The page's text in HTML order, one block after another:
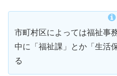
市町村区によっては福祉事
中に「福祉課」とか「生活
る